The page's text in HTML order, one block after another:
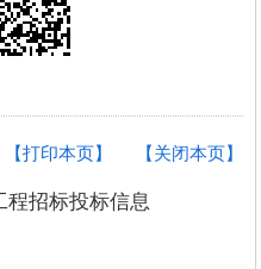
【关闭本页】
【打印本页】
招标投标信息